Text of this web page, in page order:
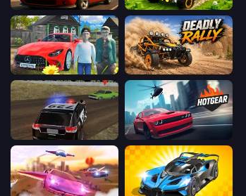
Drive Quest Mechacraft.io
Speedboy: History with Grandfather Deadly Rally
POLICE Chase Simulator Hotgear